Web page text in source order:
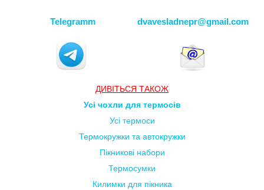
Telegramm dvavesladnepr@gmail.com
ДИВІТЬСЯ ТАКОЖ
Усі чохли для термосів
Усі термоси
Термокружки та автокружки
Пікникові набори
Термосумки
Килимки для пікника